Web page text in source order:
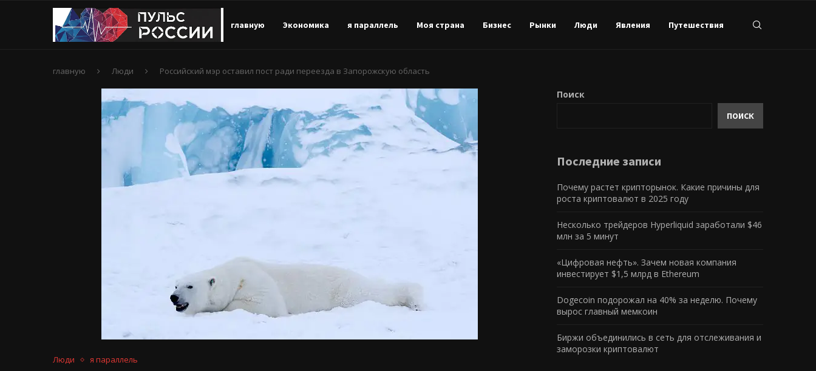
главную Экономика я параллель Моя страна Бизнес Рынки Люди Явления Путешествия
главную Люди Российский мэр оставил пост ради переезда в Запорожскую область
Люди я параллель
Поиск
ПОИСК
Последние записи
Почему растет крипторынок. Какие причины для
роста криптовалют в 2025 году
Несколько трейдеров Hyperliquid заработали $46
млн за 5 минут
«Цифровая нефть». Зачем новая компания
инвестирует $1,5 млрд в Ethereum
Dogecoin подорожал на 40% за неделю. Почему
вырос главный мемкоин
Биржи объединились в сеть для отслеживания и
заморозки криптовалют